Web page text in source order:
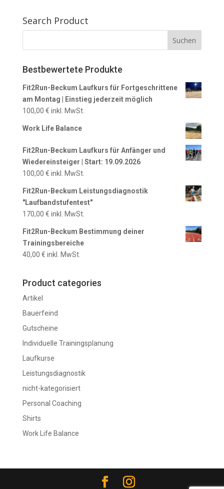
Search Product
Bestbewertete Produkte
Fit2Run-Beckum Laufkurs für Fortgeschrittene
am Montag | Einstieg jederzeit möglich
100,00 € inkl. MwSt.
Work Life Balance
Fit2Run-Beckum Laufkurs für Anfänger und
Wiedereinsteiger | Start: 19.09.2026
100,00 € inkl. MwSt.
Fit2Run-Beckum Leistungsdiagnostik
"Laufbandstufentest"
170,00 € inkl. MwSt.
Fit2Run-Beckum Bestimmung deiner
Trainingsbereiche
40,00 € inkl. MwSt.
Product categories
Artikel
Bauerfeind
Gutscheine
Individuelle Trainingsplanung
Laufkurse
Leistungsdiagnostik
nicht-kategorisiert
Personal Coaching
Shirts
Work Life Balance